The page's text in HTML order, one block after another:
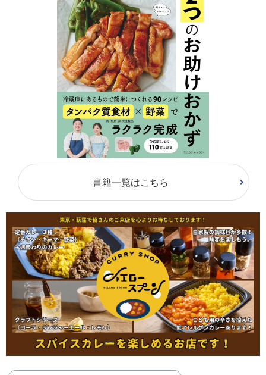
書籍一覧はこちら